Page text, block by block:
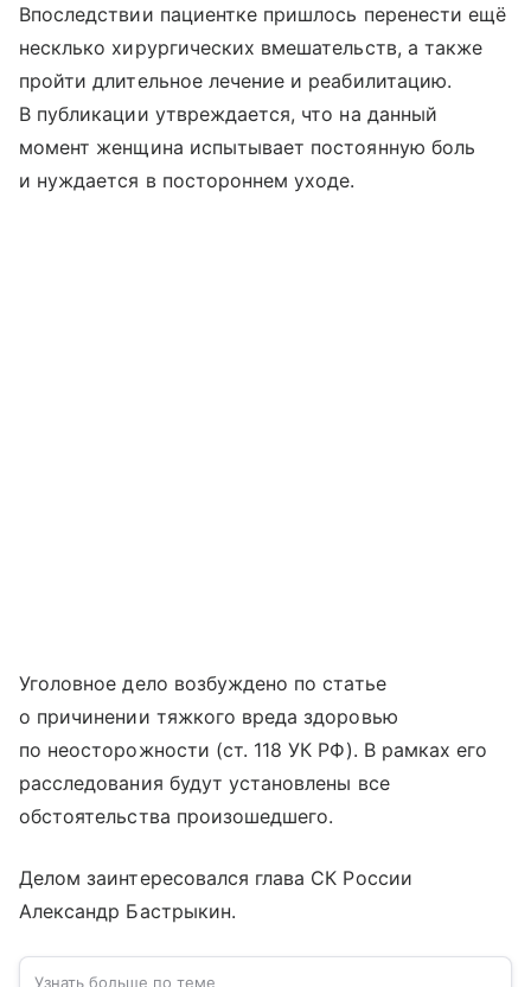
Впоследствии пациентке пришлось перенести ещё
несклько хирургических вмешательств, а также
пройти длительное лечение и реабилитацию.
В публикации утвреждается, что на данный
момент женщина испытывает постоянную боль
и нуждается в постороннем уходе.
Уголовное дело возбуждено по статье
о причинении тяжкого вреда здоровью
по неосторожности (ст. 118 УК РФ). В рамках его
расследования будут установлены все
обстоятельства произошедшего.
Делом заинтересовался глава СК России
Александр Бастрыкин.
Узнать больше по теме